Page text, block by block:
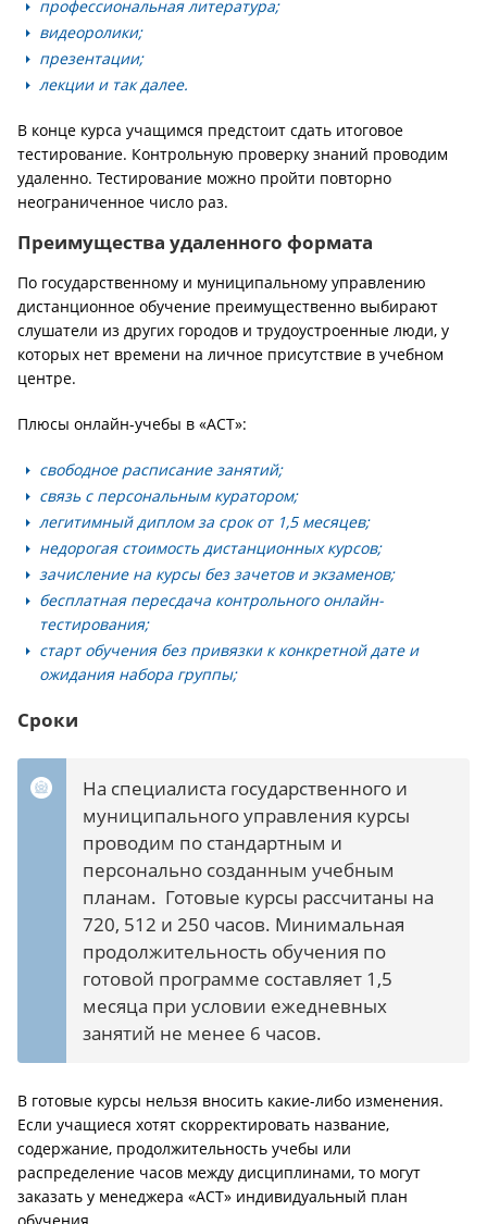
профессиональная литература;
видеоролики;
презентации;
лекции и так далее.
В конце курса учащимся предстоит сдать итоговое
тестирование. Контрольную проверку знаний проводим
удаленно. Тестирование можно пройти повторно
неограниченное число раз.
Преимущества удаленного формата
По государственному и муниципальному управлению
дистанционное обучение преимущественно выбирают
слушатели из других городов и трудоустроенные люди, у
которых нет времени на личное присутствие в учебном
центре.
Плюсы онлайн-учебы в «АСТ»:
свободное расписание занятий;
связь с персональным куратором;
легитимный диплом за срок от 1,5 месяцев;
недорогая стоимость дистанционных курсов;
зачисление на курсы без зачетов и экзаменов;
бесплатная пересдача контрольного онлайн-
тестирования;
старт обучения без привязки к конкретной дате и
ожидания набора группы;
Сроки
На специалиста государственного и
муниципального управления курсы
проводим по стандартным и
персонально созданным учебным
планам. Готовые курсы рассчитаны на
720, 512 и 250 часов. Минимальная
продолжительность обучения по
готовой программе составляет 1,5
месяца при условии ежедневных
занятий не менее 6 часов.
В готовые курсы нельзя вносить какие-либо изменения.
Если учащиеся хотят скорректировать название,
содержание, продолжительность учебы или
распределение часов между дисциплинами, то могут
заказать у менеджера «АСТ» индивидуальный план